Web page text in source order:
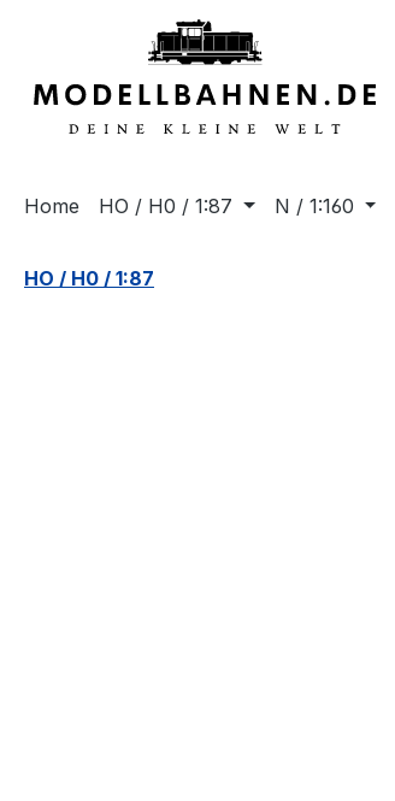
Zur Hauptnavigation springen
Home HO / H0 / 1:87 N / 1:160
HO / H0 / 1:87